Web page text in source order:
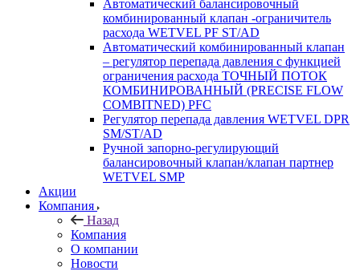
Автоматический балансировочный
комбинированный клапан -ограничитель
расхода WETVEL PF ST/AD
Автоматический комбинированный клапан
– регулятор перепада давления с функцией
ограничения расхода ТОЧНЫЙ ПОТОК
КОМБИНИРОВАННЫЙ (PRECISE FLOW
COMBIТNED) PFC
Регулятор перепада давления WETVEL DPR
SM/ST/AD
Ручной запорно-регулирующий
балансировочный клапан/клапан партнер
WETVEL SMP
Акции
Компания
Назад
Компания
О компании
Новости